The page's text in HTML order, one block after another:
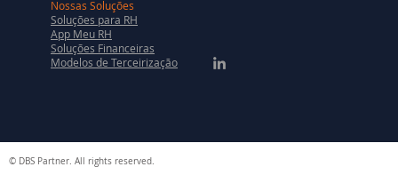
Nossas Soluções
Soluções para RH
App Meu RH
Soluções Financeiras
Modelos de Terceirização
© DBS Partner. All rights reserved.